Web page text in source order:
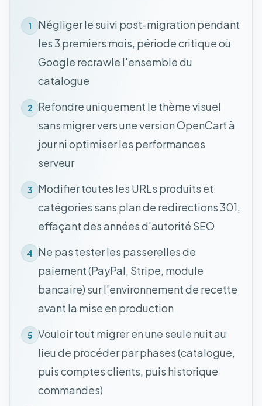
1
Négliger le suivi post-migration pendant
les 3 premiers mois, période critique où
Google recrawle l'ensemble du
catalogue
2 Refondre uniquement le thème visuel
sans migrer vers une version OpenCart à
jour ni optimiser les performances
serveur
3 Modifier toutes les URLs produits et
catégories sans plan de redirections 301,
effaçant des années d'autorité SEO
4 Ne pas tester les passerelles de
paiement (PayPal, Stripe, module
bancaire) sur l'environnement de recette
avant la mise en production
5 Vouloir tout migrer en une seule nuit au
lieu de procéder par phases (catalogue,
puis comptes clients, puis historique
commandes)